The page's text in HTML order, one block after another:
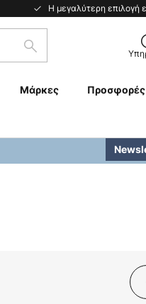
Η μεγαλύτερη
Αναζήτηση
Μάρκες Προσφορές